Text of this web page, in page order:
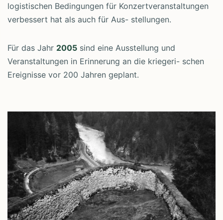
logistischen Bedingungen für Konzertveranstaltungen
verbessert hat als auch für Aus- stellungen.
Für das Jahr 2005 sind eine Ausstellung und
Veranstaltungen in Erinnerung an die kriegeri- schen
Ereignisse vor 200 Jahren geplant.